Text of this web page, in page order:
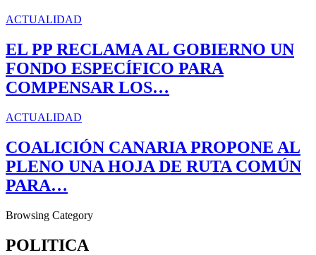
ACTUALIDAD
EL PP RECLAMA AL GOBIERNO UN
FONDO ESPECÍFICO PARA
COMPENSAR LOS…
ACTUALIDAD
COALICIÓN CANARIA PROPONE AL
PLENO UNA HOJA DE RUTA COMÚN
PARA…
Browsing Category
POLITICA